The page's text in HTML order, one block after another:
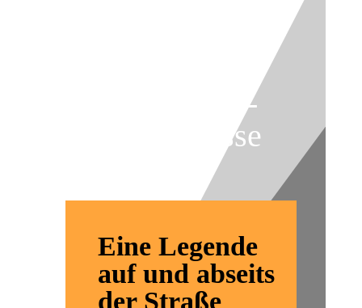
Die Mercedes-
Benz G-Klasse
Eine Legende
auf und abseits
der Straße